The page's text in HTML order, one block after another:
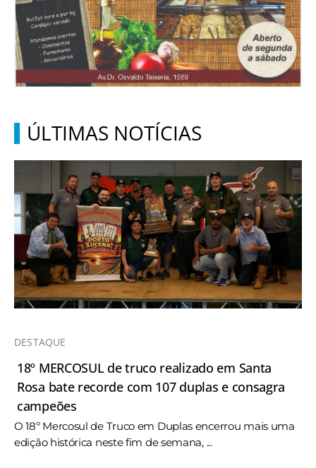
ÚLTIMAS NOTÍCIAS
DESTAQUE
18º MERCOSUL de truco realizado em Santa
Rosa bate recorde com 107 duplas e consagra
campeões
O 18º Mercosul de Truco em Duplas encerrou mais uma
edição histórica neste fim de semana, ...